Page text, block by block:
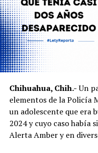
Chihuahua, Chih.-Un
elementos de la Policía
un adolescente que era
2024 y cuyo caso había
Alerta Amber y en